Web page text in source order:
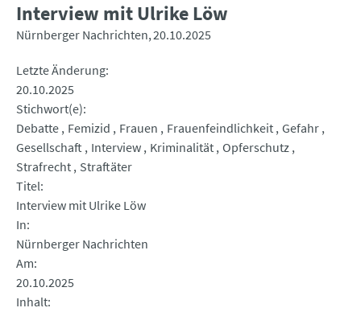
Interview mit Ulrike Löw
Nürnberger Nachrichten 20.10.2025
Letzte Änderung
20.10.2025
Stichwort(e)
Debatte Femizid Frauen Frauenfeindlichkeit Gefahr
Gesellschaft Interview Kriminalität Opferschutz
Strafrecht Straftäter
Titel
Interview mit Ulrike Löw
In
Nürnberger Nachrichten
Am
20.10.2025
Inhalt